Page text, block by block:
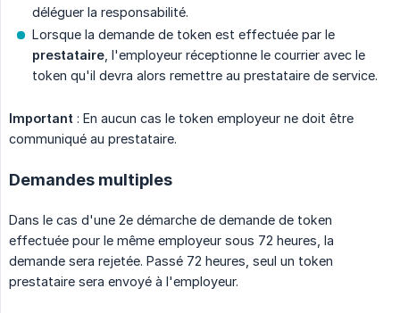
déléguer la responsabilité.
Lorsque la demande de token est effectuée par le
prestataire , l'employeur réceptionne le courrier avec le
token qu'il devra alors remettre au prestataire de service.
Important : En aucun cas le token employeur ne doit être
communiqué au prestataire.
Demandes multiples
Dans le cas d'une 2e démarche de demande de token
effectuée pour le même employeur sous 72 heures, la
demande sera rejetée. Passé 72 heures, seul un token
prestataire sera envoyé à l'employeur.